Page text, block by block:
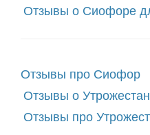
Отзывы о Сиофоре
Отзывы про Сиофор
Отзывы о
Отзывы про